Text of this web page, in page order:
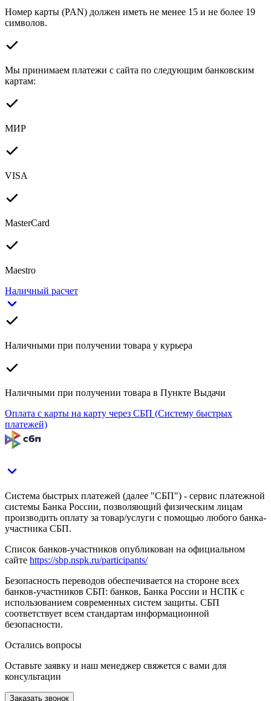
Номер карты (PAN) должен иметь не менее 15 и не более 19
символов.
Мы принимаем платежи с сайта по следующим банковским
картам:
МИР
VISA
MasterCard
Maestro
Наличный расчет
Наличными при получении товара у курьера
Наличными при получении товара в Пункте Выдачи
Оплата с карты на карту через СБП (Систему быстрых
платежей)
Система быстрых платежей (далее "СБП") - сервис платежной
системы Банка России, позволяющий физическим лицам
производить оплату за товар/услуги с помощью любого банка-
участника СБП.
Список банков-участников опубликован на официальном
сайте https://sbp.nspk.ru/participants/
Безопасность переводов обеспечивается на стороне всех
банков-участников СБП: банков, Банка России и НСПК с
использованием современных систем защиты. СБП
соответствует всем стандартам информационной
безопасности.
Остались вопросы
Оставьте заявку и наш менеджер свяжется с вами для
консультации
Заказать звонок